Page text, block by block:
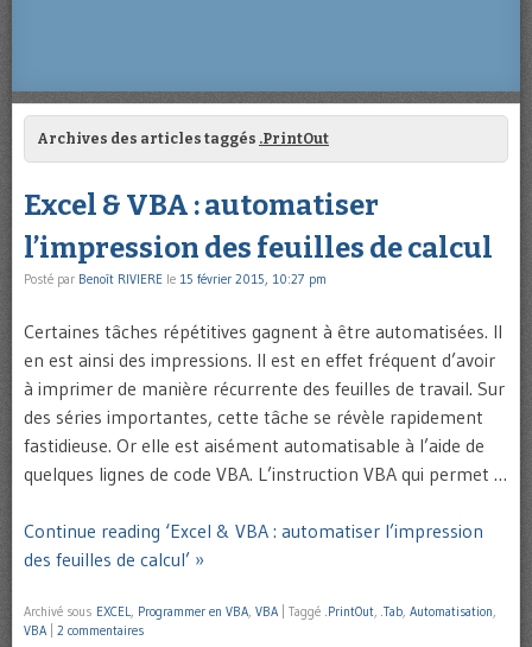
Archives des articles taggés .PrintOut
Excel & VBA : automatiser
l’impression des feuilles de calcul
Posté par Benoît RIVIERE le 15 février 2015, 10:27 pm
Certaines tâches répétitives gagnent à être automatisées. Il
en est ainsi des impressions. Il est en effet fréquent d’avoir
à imprimer de manière récurrente des feuilles de travail. Sur
des séries importantes, cette tâche se révèle rapidement
fastidieuse. Or elle est aisément automatisable à l’aide de
quelques lignes de code VBA. L’instruction VBA qui permet …
Continue reading ‘Excel & VBA : automatiser l’impression
des feuilles de calcul’ »
Archivé sous EXCEL, Programmer en VBA, VBA Taggé .PrintOut, .Tab, Automatisation,
VBA
2 commentaires